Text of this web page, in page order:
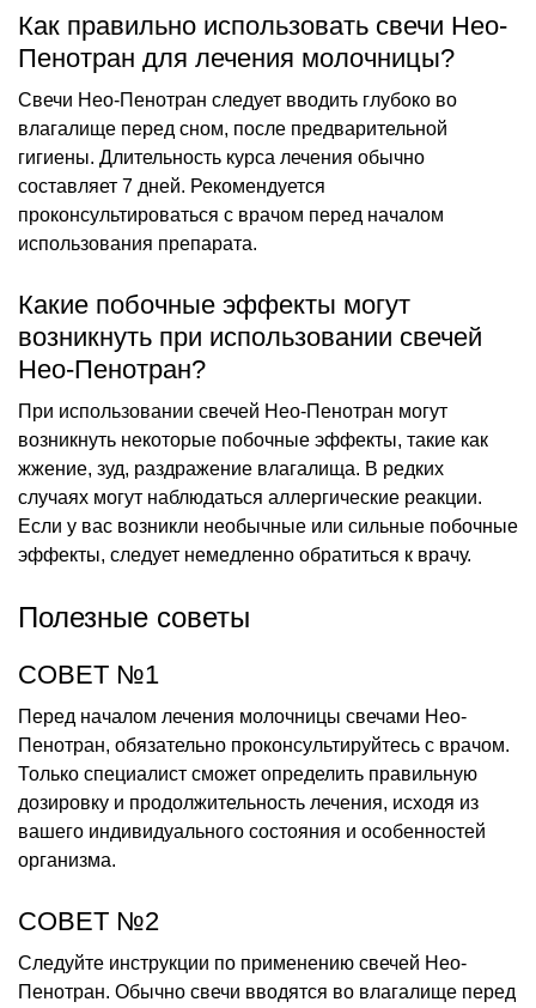
Как правильно использовать свечи Нео-
Пенотран для лечения молочницы?
Свечи Нео-Пенотран следует вводить глубоко во
влагалище перед сном, после предварительной
гигиены. Длительность курса лечения обычно
составляет 7 дней. Рекомендуется
проконсультироваться с врачом перед началом
использования препарата.
Какие побочные эффекты могут
возникнуть при использовании свечей
Нео-Пенотран?
При использовании свечей Нео-Пенотран могут
возникнуть некоторые побочные эффекты, такие как
жжение, зуд, раздражение влагалища. В редких
случаях могут наблюдаться аллергические реакции.
Если у вас возникли необычные или сильные побочные
эффекты, следует немедленно обратиться к врачу.
Полезные советы
СОВЕТ №1
Перед началом лечения молочницы свечами Нео-
Пенотран, обязательно проконсультируйтесь с врачом.
Только специалист сможет определить правильную
дозировку и продолжительность лечения, исходя из
вашего индивидуального состояния и особенностей
организма.
СОВЕТ №2
Следуйте инструкции по применению свечей Нео-
Пенотран. Обычно свечи вводятся во влагалище перед